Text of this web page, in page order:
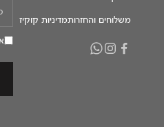
משלוחים והחזרותמדיניות קוקיז